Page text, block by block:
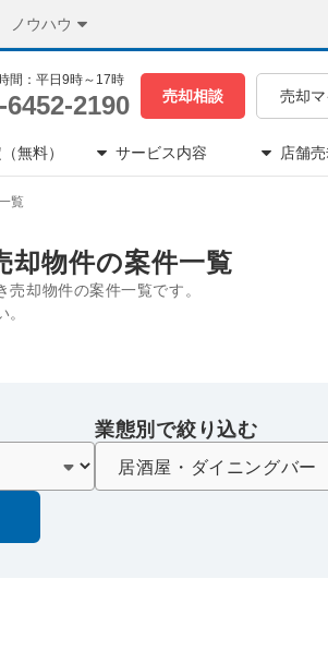
ノウハウ
間：平日9時～17時
6452-2190 売却相談 売却
無料） サービス内容 店舗
覧
却物件の案件一覧
却物件の案件一覧です。
業態別で絞り込む